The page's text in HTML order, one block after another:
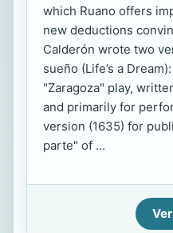
which Ruano offers
new deductions
Calderón wrote two
sueño (Life’s a
"Zaragoza" play,
and primarily for
version (1635) for
parte" of ...